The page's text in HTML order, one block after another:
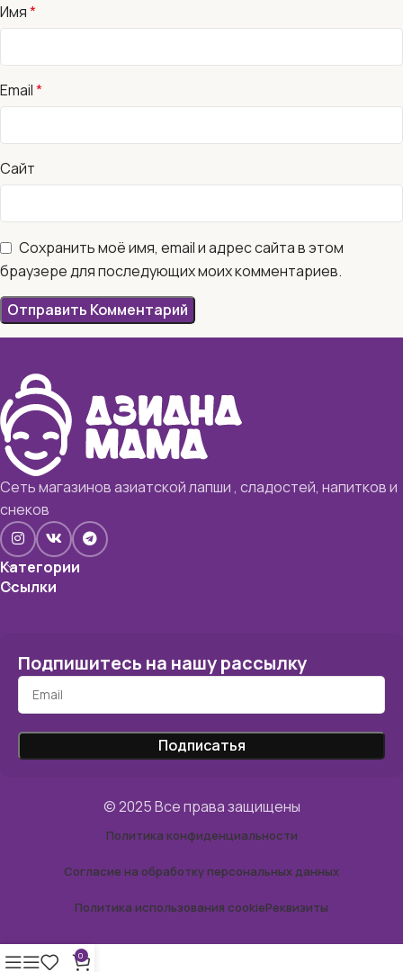
Имя*
Email*
Сайт
Сохранить моё имя, email и адрес сайта в этом
браузере для последующих моих комментариев.
Сеть магазинов азиатской лапши , сладостей, напитков и
снеков
Категории
Ссылки
Подпишитесь на нашу рассылку
© 2025 Все права защищены
Политика конфиденциальности
Согласие на обработку персональных данных
Политика использования cookieРеквизиты
0